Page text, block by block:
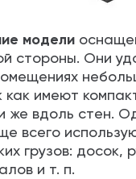
модели
стороны. Они
имеют
же вдоль стен.
всего
грузов: досок,
и т. п.